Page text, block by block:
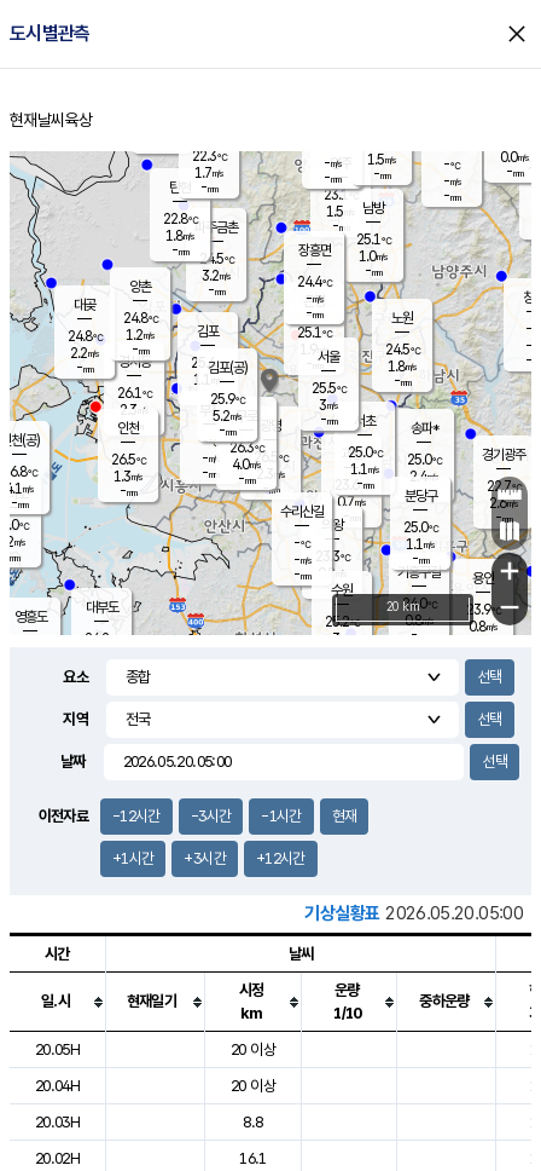
도시별관측 close
홈
현재날씨 육상
의도
℃
m/s
mm
영흥도
양주
23.1℃
1.5
-mm
과천
23.6℃
0.7m/s
- mm
용인
23.9℃
0.8m/s
경기광주
22.7℃
2.6m/s
-mm
1.0m/s
대부도
24.2
경서동
26.1℃
2.3 m/s
-mm
파주금촌
24.5℃
3.2m/s
-mm
-℃
-m/s
-mm
대곶
24.8℃
2.2m/s
-mm
창
-
-m/
-
탄현
22.8℃
1.8m/s
-mm
0.0m/s
-mm
의왕
23.3℃
0.2m/s
mm
김포
25.6℃
1.1 m/s
mm
광명
26.5 ℃
2.3 m/s
-mm
부천
-℃
-m/s
-mm
양촌
24.8℃
1.2m/s
-mm
구로
26.3℃
4.0m/s
-mm
은평
25.1℃
1.9 m/s
- mm
노원
24.5℃
1.8m/s
-mm
송파*
25.0℃
2.4m/s
-mm
서초
25.0℃
1.1 m/s
-mm
남방
25.1℃
1.0m/s
-mm
기흥구갈
24.0℃
0.8m/s
-
수리산길
-℃
-m/s
-mm
분당구
25.0℃
1.1 m/s
-mm
장흥면
24.4℃
-m/s
-mm
-m/s
-mm
인천(공)
26.8℃
4.1 m/s
-mm
김포(공)
25.9℃
5.2m/s
-mm
수원
25.2℃
3 m/s
인천
26.5℃
1.3m/s
-mm
서울
25.5℃
3m/s
-mm
22.3℃
1.7m/s
-mm
1.5m/s
-mm
+
−
20 km
요소
지역
날짜
이전자료 -12시간 -3시간 -1시간 현재
+1시간 +3시간 +12시간
기상실황표 2026.05.20.05:00
도시별 기상실황표로 지점, 날씨, 기온, 강수, 바람, 기압등을 안내한 표입
시간 날씨
일.시 현재일기
시정
km
운량
1/10
중하운량
20.05H
20 이상
20.04H
20 이상
20.03H
8.8
20.02H
16.1